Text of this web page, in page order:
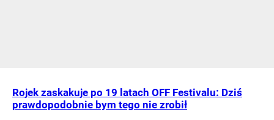
Rojek zaskakuje po 19 latach OFF Festivalu: Dziś
prawdopodobnie bym tego nie zrobił